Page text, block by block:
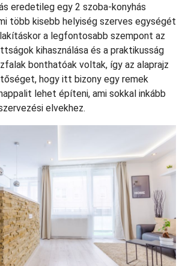
eredetileg egy 2 szoba-konyhás
több kisebb helyiség szerves egységét
a legfontosabb szempont az
kihasználása és a praktikusság
bonthatóak voltak, így az alaprajz
hogy itt bizony egy remek
lehet építeni, ami sokkal inkább
elvekhez.